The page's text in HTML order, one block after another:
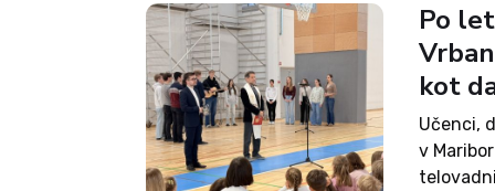
Po
kot
Učenci,
v